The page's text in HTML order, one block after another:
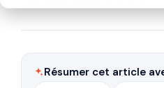
Résumer cet article